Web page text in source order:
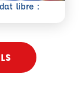
libre :